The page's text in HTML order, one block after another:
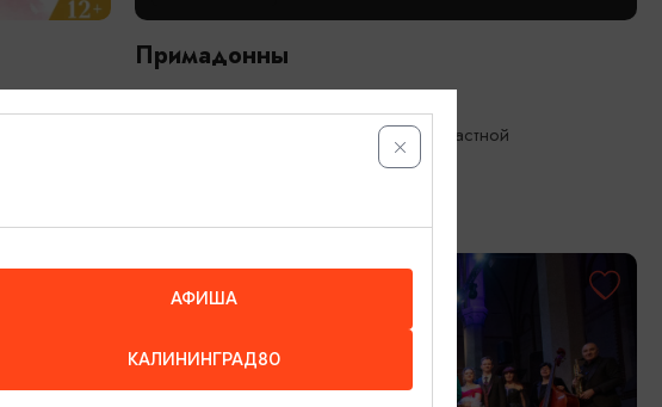
Примадонны
Калининград, Калининградский областной
АФИША
КАЛИНИНГРАД80